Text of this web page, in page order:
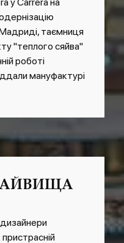
таємниця
"теплого сяйва"
роботі
мануфактурі